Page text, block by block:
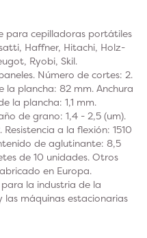
para cepilladoras portátiles
Haffner, Hitachi, Holz-
Ryobi, Skil.
Número de cortes: 2.
la plancha: 82 mm. Anchura
la plancha: 1,1 mm.
de grano: 1,4 - 2,5 (um).
a la flexión: 1510
de aglutinante: 8,5
de 10 unidades. Otros
en Europa.
la industria de la
máquinas estacionarias